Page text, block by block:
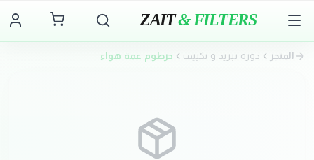
ZAIT& FILTERS
المتجر دورة تبريد و تكييف خرطوم عمة هواء